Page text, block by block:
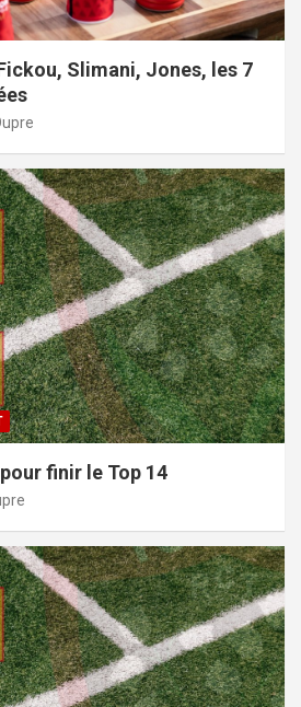
Slimani, Jones, les 7
finir le Top 14